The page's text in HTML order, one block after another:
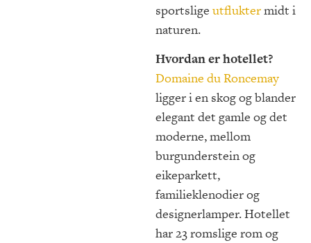
sportslige utfluktermidt i
naturen.
Hvordan er hotellet?
Domaine du Roncemay
ligger i en skog og blander
elegant det gamle og det
moderne, mellom
burgunderstein og
eikeparkett,
familieklenodier og
designerlamper. Hotellet
har 23 romslige rom og